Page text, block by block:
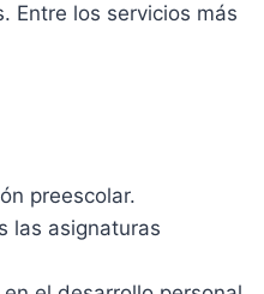
Entre los servicios más
preescolar.
las asignaturas